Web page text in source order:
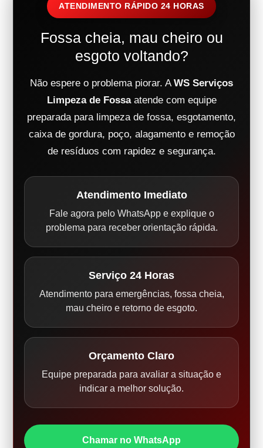
ATENDIMENTO RÁPIDO 24 HORAS
Fossa cheia, mau cheiro ou
esgoto voltando?
Não espere o problema piorar. A WS Serviços
Limpeza de Fossaatende com equipe
preparada para limpeza de fossa, esgotamento,
caixa de gordura, poço, alagamento e remoção
de resíduos com rapidez e segurança.
Atendimento Imediato
Fale agora pelo WhatsApp e explique o
problema para receber orientação rápida.
Serviço 24 Horas
Atendimento para emergências, fossa cheia,
mau cheiro e retorno de esgoto.
Orçamento Claro
Equipe preparada para avaliar a situação e
indicar a melhor solução.
Chamar no WhatsApp